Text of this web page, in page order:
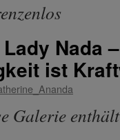
Nada
ist
Galerie